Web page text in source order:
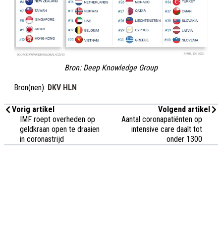
Bron: Deep Knowledge Group
Bron(nen): DKV HLN
Vorig artikel
IMF roept overheden op
geldkraan open te draaien
in coronastrijd
Volgend artikel
Aantal coronapatiënten op
intensive care daalt tot
onder 1300